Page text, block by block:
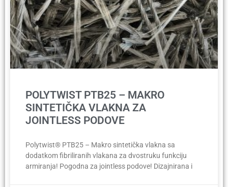
POLYTWIST PTB25 – MAKRO
SINTETIČKA VLAKNA ZA
JOINTLESS PODOVE
Polytwist® PTB25 – Makro sintetička vlakna sa
dodatkom fibriliranih vlakana za dvostruku funkciju
armiranja! Pogodna za jointless podove! Dizajnirana i